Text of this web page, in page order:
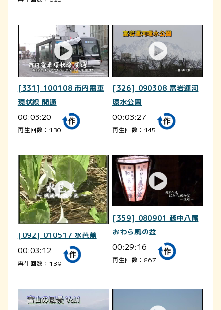
[331] 100108 市内電車
環状線 開通
00:03:20
再生回数：130
[326] 090308 富岩運河
環水公園
00:03:27
再生回数：145
[092] 010517 水芭蕉
00:03:12
再生回数：139
[359] 080901 越中八尾
おわら風の盆
00:29:16
再生回数：867